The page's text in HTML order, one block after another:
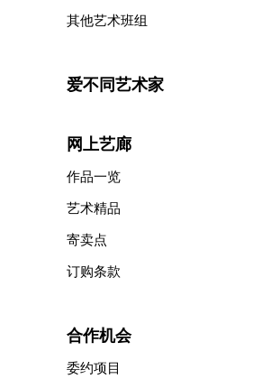
其他艺术班组
爱不同艺术家
网上艺廊
作品一览
艺术精品
寄卖点
订购条款
合作机会
委约项目